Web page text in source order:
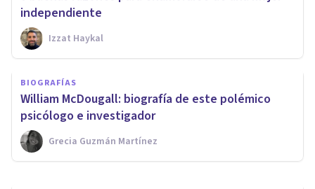
independiente
Izzat Haykal
BIOGRAFÍAS
William McDougall: biografía de este polémico
psicólogo e investigador
Grecia Guzmán Martínez
PSICOLOGÍA FORENSE Y CRIMINALÍSTICA
​Violencia conyugal: estudio
sobre los estilos y estrategias
de afrontamiento del estrés
Déborah García Sánchez